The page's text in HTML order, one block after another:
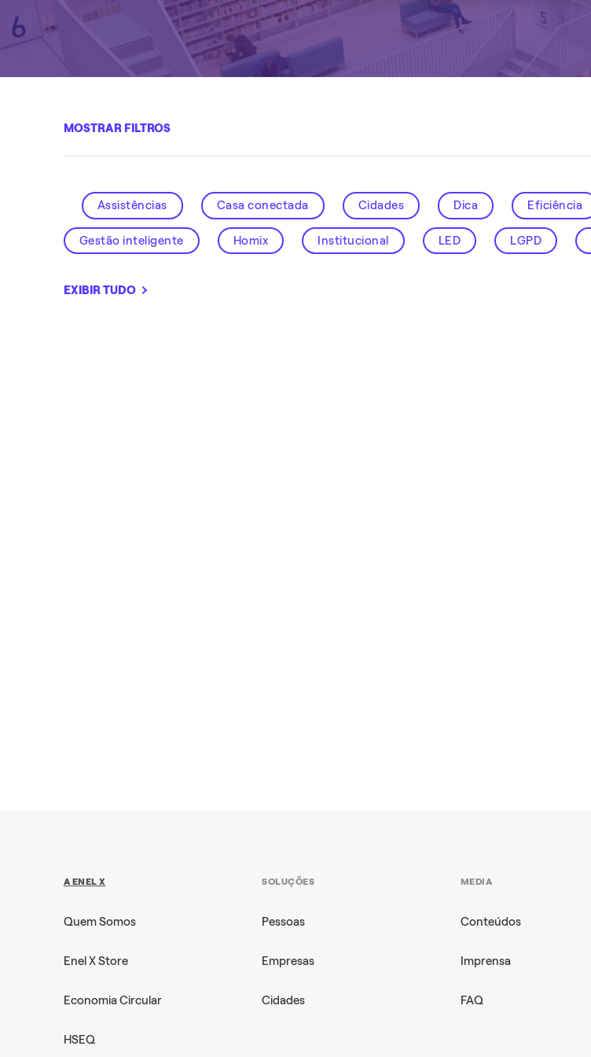
MOSTRAR FILTROS
Assistências Casa conectada Cidades Dica Eficiência
Gestão inteligente Homix Institucional LED LGPD
EXIBIR TUDO
A ENEL X
Quem Somos
Enel X Store
Economia Circular
HSEQ
SOLUÇÕES
Pessoas
Empresas
Cidades
MEDIA
Conteúdos
Imprensa
FAQ